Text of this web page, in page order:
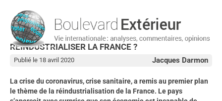
RÉINDUSTRIALISER LA FRANCE ?
Jacques Darmon
Publié le 18 avril 2020
La crise du coronavirus, crise sanitaire, a remis au premier plan
le thème de la réindustrialisation de la France. Le pays